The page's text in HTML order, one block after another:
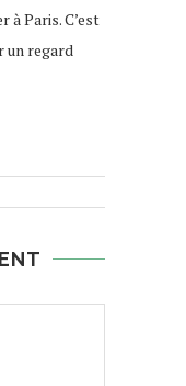
à Paris. C’est
un regard